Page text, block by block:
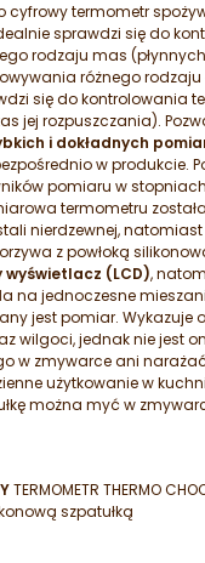
cyfrowy termometr
sprawdzi się do
rodzaju mas (płynnych
różnego rodzaju
się do kontrolowania
jej rozpuszczania).
i dokładnych
w produkcie.
pomiaru w stopniach
termometru
nierdzewnej,
z powłoką
wyświetlacz (LCD),
na jednoczesne
jest pomiar. Wykazuje
wilgoci, jednak nie jest
w zmywarce ani
użytkowanie w
można myć w
TERMOMETR THERMO
szpatułką